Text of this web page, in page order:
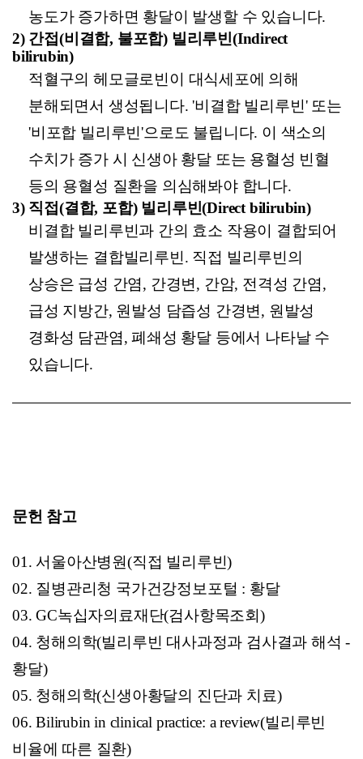
농도가 증가하면 황달이 발생할 수 있습니다.
2) 간접(비결합, 불포합) 빌리루빈(Indirect
bilirubin)
적혈구의 헤모글로빈이 대식세포에 의해
분해되면서 생성됩니다. '비결합 빌리루빈' 또는
'비포합 빌리루빈'으로도 불립니다. 이 색소의
수치가 증가 시 신생아 황달 또는 용혈성 빈혈
등의 용혈성 질환을 의심해봐야 합니다.
3) 직접(결합, 포합) 빌리루빈(Direct bilirubin)
비결합 빌리루빈과 간의 효소 작용이 결합되어
발생하는 결합빌리루빈. 직접 빌리루빈의
상승은 급성 간염, 간경변, 간암, 전격성 간염,
급성 지방간, 원발성 담즙성 간경변, 원발성
경화성 담관염, 폐쇄성 황달 등에서 나타날 수
있습니다.
문헌 참고
01. 서울아산병원(직접 빌리루빈)
02. 질병관리청 국가건강정보포털 : 황달
03. GC녹십자의료재단(검사항목조회)
04. 청해의학(빌리루빈 대사과정과 검사결과 해석 -
황달)
05. 청해의학(신생아황달의 진단과 치료)
06.Bilirubin in clinical practice: a review(빌리루빈
비율에 따른 질환)